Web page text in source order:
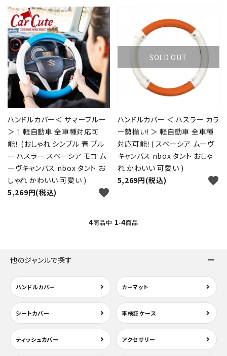
ハンドルカバー＜ サマーブルー
＞ ！ 軽自動車 全車種対応可
能！ (おしゃれ シンプル 青 ブル
ー ハスラー スペーシア モコ ム
ーヴキャンバス nbox タント お
しゃれ かわいい 可愛い )
5,269円(税込)
favorite
SOLD OUT
ハンドルカバー ＜ ハスラー カラ
ー勢揃い！＞ 軽自動車 全車種
対応可能！( スペーシア ムーヴ
キャンバス nbox タント おしゃ
れ かわいい 可愛い )
5,269円(税込)
favorite
4商品中 1-4商品
他のジャンルで探す
ハンドルカバー カーマット
シートカバー 車検証ケース
ティッシュカバー アクセサリー
キーワード
カテゴリー
検索する
close